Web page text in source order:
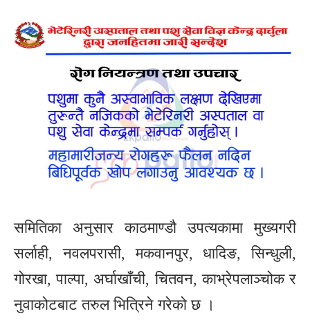
समितिका अनुसार काठमाण्डौ उपत्यकामा मुख्यगरी
सर्लाही, नवलपरासी, मकवानपुर, धादिङ, सिन्धुली,
गोरखा, पाल्पा, अर्घाखाँची, चितवन, काभ्रेपलाञ्चोक र
नुवाकोटबाट तरुल भित्रिने गरेको छ ।